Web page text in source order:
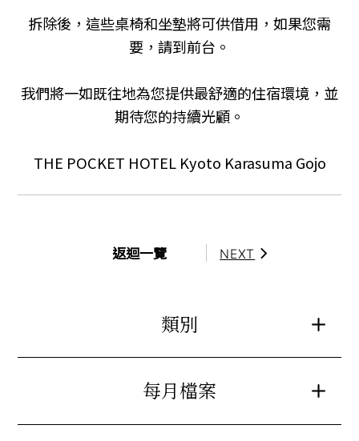
拆除後，這些桌椅和坐墊將可供借用，如果您需
要，請到前台。
我們將一如既往地為您提供最舒適的住宿環境，並
期待您的持續光顧。
THE POCKET HOTEL Kyoto Karasuma Gojo
返迴一覽 NEXT
類別
每月檔案